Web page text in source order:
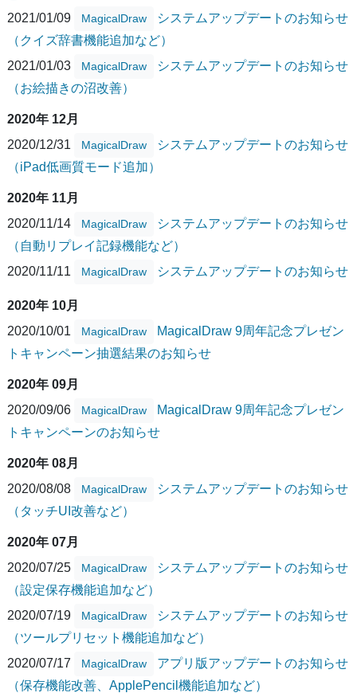
2021/01/09
MagicalDraw
システムアップデートのお知らせ
（クイズ辞書機能追加など）
2021/01/03
MagicalDraw
システムアップデートのお知らせ
（お絵描きの沼改善）
2020年 12月
2020/12/31
MagicalDraw
システムアップデートのお知らせ
（iPad低画質モード追加）
2020年 11月
2020/11/14
MagicalDraw
システムアップデートのお知らせ
（自動リプレイ記録機能など）
2020/11/11
MagicalDraw システムアップデートのお知らせ
2020年 10月
2020/10/01
MagicalDraw
MagicalDraw 9周年記念プレゼン
トキャンペーン抽選結果のお知らせ
2020年 09月
2020/09/06
MagicalDraw
MagicalDraw 9周年記念プレゼン
トキャンペーンのお知らせ
2020年 08月
2020/08/08
MagicalDraw
システムアップデートのお知らせ
（タッチUI改善など）
2020年 07月
2020/07/25
MagicalDraw
システムアップデートのお知らせ
（設定保存機能追加など）
2020/07/19
MagicalDraw
システムアップデートのお知らせ
（ツールプリセット機能追加など）
2020/07/17
MagicalDraw
アプリ版アップデートのお知らせ
（保存機能改善、ApplePencil機能追加など）